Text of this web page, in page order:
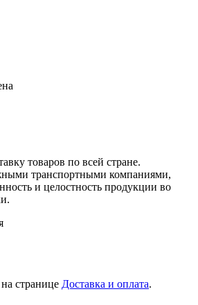
товаров по всей стране.
транспортными компаниями,
и целостность продукции во
странице Доставка и оплата.